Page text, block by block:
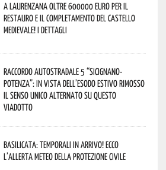
A Laurenzana oltre 600000 euro per il
restauro e il completamento del Castello
Medievale! I dettagli
Raccordo Autostradale 5 “Sicignano-
Potenza”: in vista dell’esodo estivo rimosso
il senso unico alternato su questo
viadotto
Basilicata: temporali in arrivo! Ecco
l’allerta meteo della Protezione civile